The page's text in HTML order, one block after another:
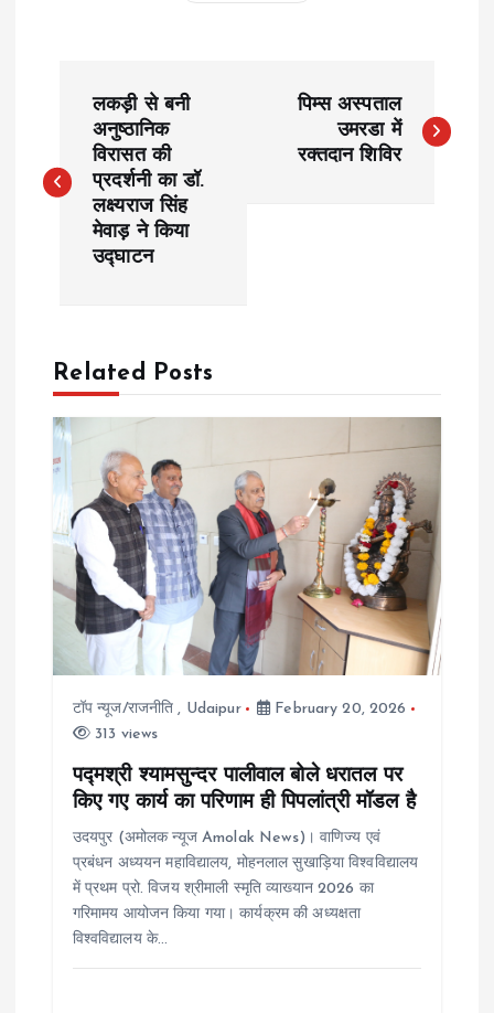
s
a
v
g
a
लकड़ी से बनी
अनुष्ठानिक
विरासत की
प्रदर्शनी का डॉ.
लक्ष्यराज सिंह
मेवाड़ ने किया
उद्घाटन
पिम्स अस्पताल
उमरडा में
रक्तदान शिविर
Related Posts
टॉप न्यूज/राजनीति , Udaipur
February 20, 2026
313 views
पद्मश्री श्यामसुन्दर पालीवाल बोले धरातल पर
किए गए कार्य का परिणाम ही पिपलांत्री मॉडल है
उदयपुर (अमोलक न्यूज Amolak News)। वाणिज्य एवं
प्रबंधन अध्ययन महाविद्यालय, मोहनलाल सुखाड़िया विश्वविद्यालय
में प्रथम प्रो. विजय श्रीमाली स्मृति व्याख्यान 2026 का
गरिमामय आयोजन किया गया। कार्यक्रम की अध्यक्षता
विश्वविद्यालय के…